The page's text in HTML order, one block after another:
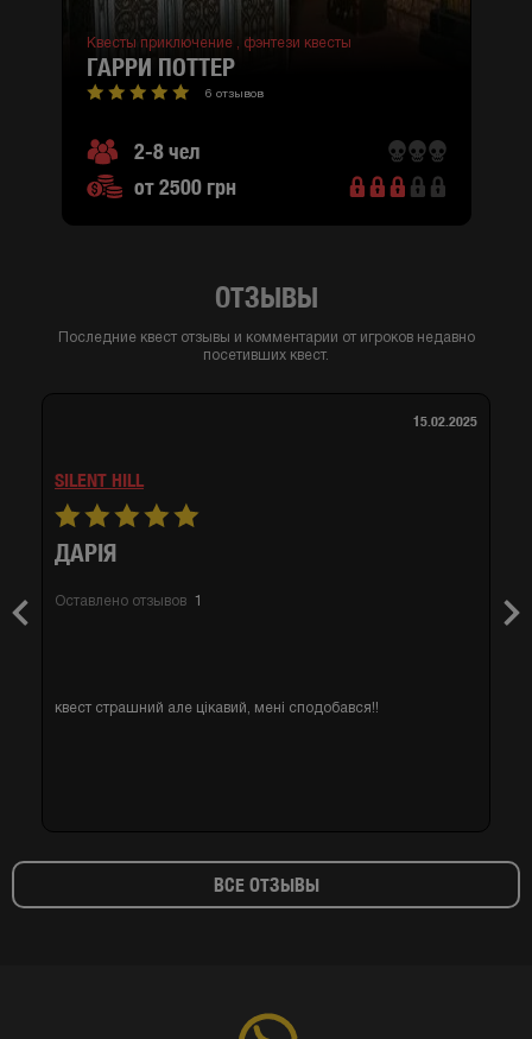
Квесты приключение , фэнтези квесты
ГАРРИ ПОТТЕР
6 отзывов
2-8 чел
от 2500 грн
ОТЗЫВЫ
Последние квест отзывы и комментарии от игроков недавно
посетивших квест.
Previous
SILENT HILL
ДАРІЯ
Оставлено отзывов 1
15.02.2025
квест страшний але цікавий, мені сподобався!!
ВСЕ ОТЗЫВЫ